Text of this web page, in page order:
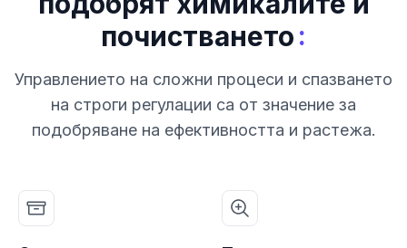
почистването:
Управлението на сложни процеси и спазването
на строги регулации са от значение за
подобряване на ефективността и растежа.